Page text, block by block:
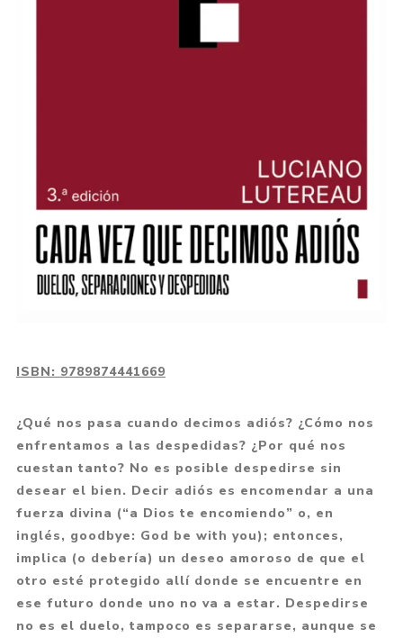
ISBN: 9789874441669
¿Qué nos pasa cuando decimos adiós? ¿Cómo nos
enfrentamos a las despedidas? ¿Por qué nos
cuestan tanto? No es posible despedirse sin
desear el bien. Decir adiós es encomendar a una
fuerza divina (“a Dios te encomiendo” o, en
inglés, goodbye: God be with you); entonces,
implica (o debería) un deseo amoroso de que el
otro esté protegido allí donde se encuentre en
ese futuro donde uno no va a estar. Despedirse
no es el duelo, tampoco es separarse, aunque se